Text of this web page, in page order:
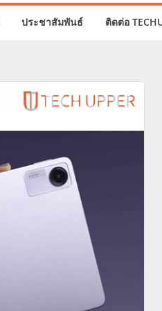
ประชาสัมพันธ์ ติดต่อ